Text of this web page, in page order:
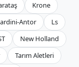
Krone
Antor
Ls
New Holland
Tarım Aletleri